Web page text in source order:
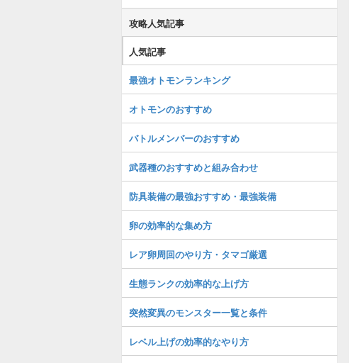
攻略人気記事
人気記事
最強オトモンランキング
オトモンのおすすめ
バトルメンバーのおすすめ
武器種のおすすめと組み合わせ
防具装備の最強おすすめ・最強装備
卵の効率的な集め方
レア卵周回のやり方・タマゴ厳選
生態ランクの効率的な上げ方
突然変異のモンスター一覧と条件
レベル上げの効率的なやり方